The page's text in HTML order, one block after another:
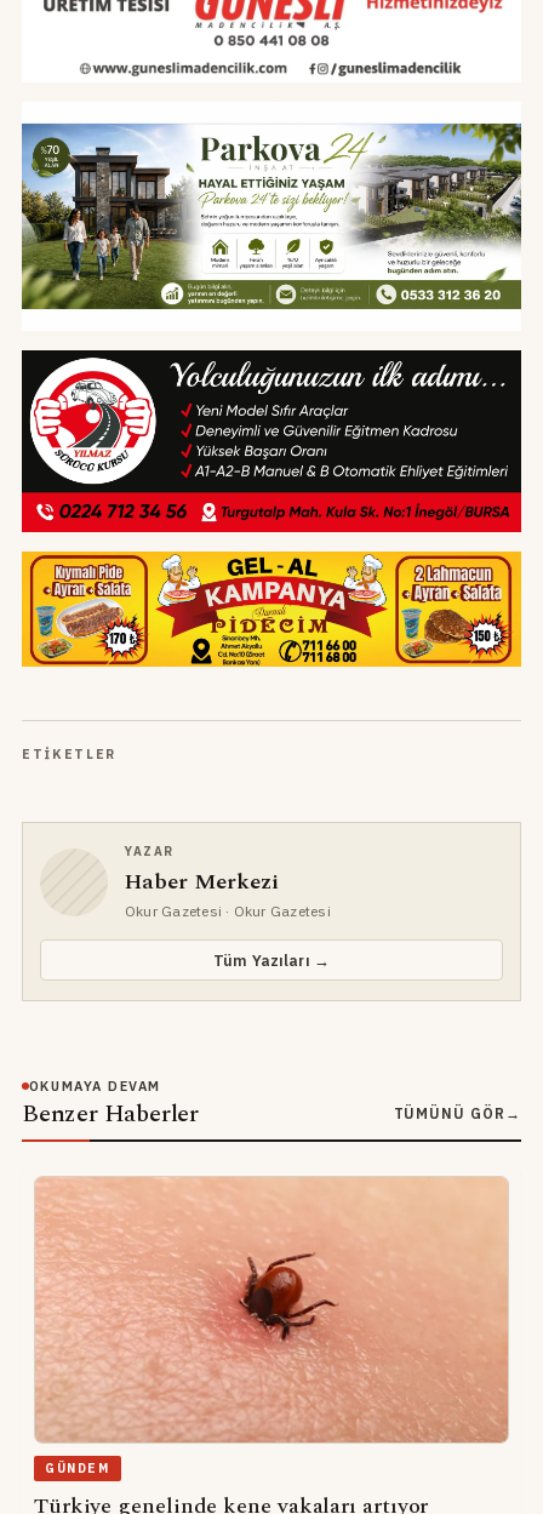
ETIKETLER
YAZAR
Haber Merkezi
Okur Gazetesi · Okur Gazetesi
Tüm Yazıları →
OKUMAYA DEVAM
Benzer Haberler TÜMÜNÜ GÖR →
GÜNDEM
Türkiye genelinde kene vakaları artıyor